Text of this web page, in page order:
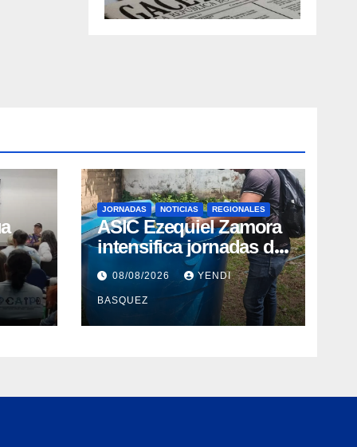
JORNADAS NOTICIAS REGIONALES
ASIC Ezequiel Zamora
intensifica jornadas de
abatización y control
de vectores en
comunidades del
Guárico
08/08/2026 YENDI
BASQUEZ